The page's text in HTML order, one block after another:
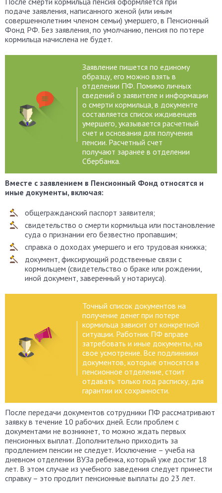
подаче заявления, написанного женой (или иным
совершеннолетним членом семьи) умершего, в Пенсионный
Фонд РФ. Без заявления, по умолчанию, пенсия по потере
кормильца начислена не будет.
Заявление пишется по единому
образцу, его можно взять в
отделении ПФ. Помимо личных
сведений о заявителе и информации
о смерти кормильца, в документе
составляется список иждивенцев
умершего, указывается расчетный
счет и основания для получения
пенсии. Расчетный счет
получают заранее в отделении
Сбербанка.
Вместе с заявлением в Пенсионный Фонд относятся и
иные документы, включая:
общегражданский паспорт заявителя;
свидетельство о смерти кормильца или постановление
суда о признании его безвестно пропавшим;
справка о доходах умершего и его трудовая книжка;
документ, фиксирующий родственные связи с
кормильцем (свидетельство о браке или рождении,
иной документ, заверенный у нотариуса).
Точный список документов на
получение денег при потере
кормильца зависит от конкретной
ситуации. Работник ПФ вправе
затребовать и иные документы, на
свое усмотрение. Все подлинники
документов, которые относятся в
пенсионное отделение, стоит
отдавать только под расписку, для
гарантии их сохранности.
После передачи документов сотрудники ПФ рассматривают
заявку в течение 10 рабочих дней. Если проблем с
документами не возникнет, то можно ждать первых
пенсионных выплат. Дополнительно приходить за
продлением пенсии не следует. Исключение – учеба на
дневном отделении ВУЗа ребенка, который уже достиг 18
лет. В этом случае из учебного заведения следует принести
справку – это продлит пенсионные выплаты до 23 лет.